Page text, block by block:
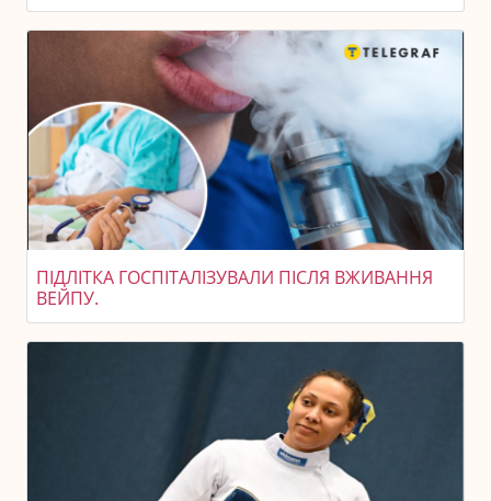
ПІДЛІТКА ГОСПІТАЛІЗУВАЛИ ПІСЛЯ ВЖИВАННЯ
ВЕЙПУ.